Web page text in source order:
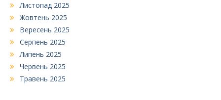
Листопад 2025
Жовтень 2025
Вересень 2025
Серпень 2025
Липень 2025
Червень 2025
Травень 2025